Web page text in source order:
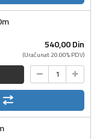
540,00Din
(Uračunat 20.00% PDV)